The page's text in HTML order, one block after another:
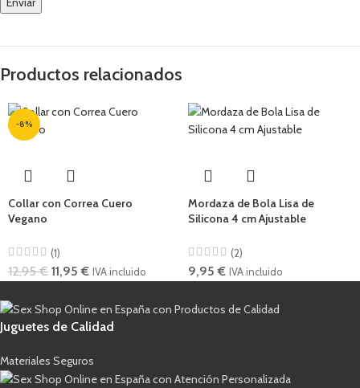
Productos relacionados
-8%
Collar con Correa Cuero
Vegano
(1)
12,95€ 11,95€ IVA incluido
Mordaza de Bola Lisa de
Silicona 4 cm Ajustable
(2)
9,95€ IVA incluido
Juguetes de Calidad
Materiales Seguros